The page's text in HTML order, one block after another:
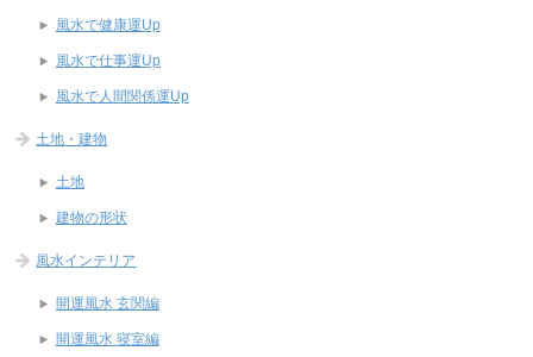
風水で健康運Up
風水で仕事運Up
風水で人間関係運Up
土地・建物
土地
建物の形状
風水インテリア
開運風水 玄関編
開運風水 寝室編